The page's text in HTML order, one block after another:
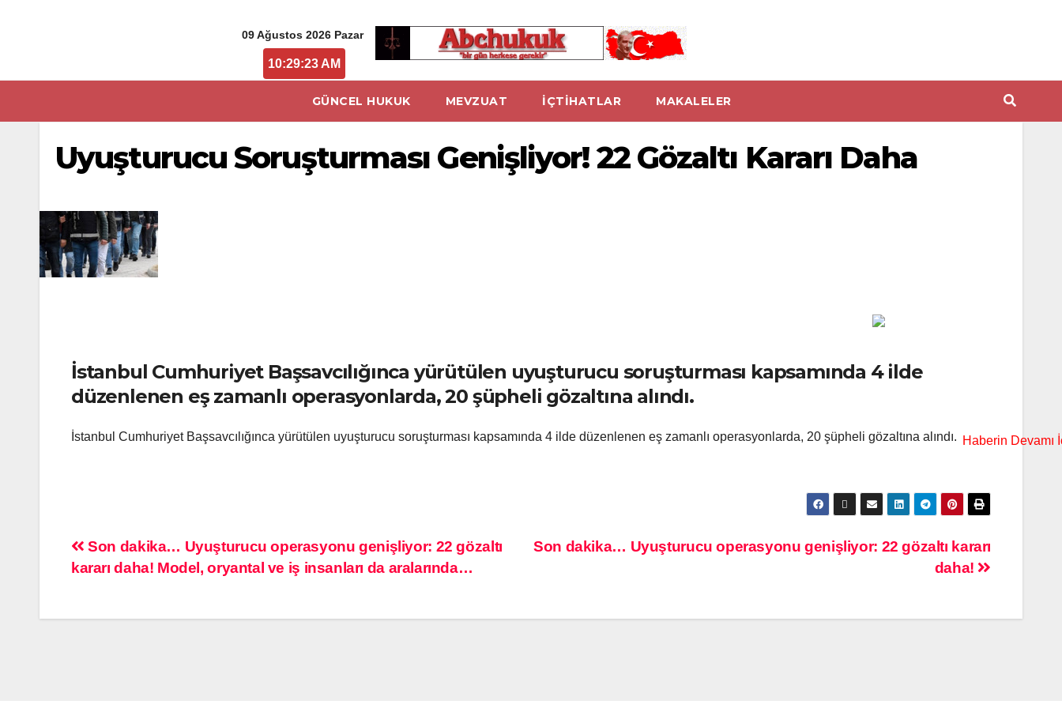
09 Ağustos 2026 Pazar
10:29:23 AM
GÜNCEL HUKUK MEVZUAT İÇTİHATLAR MAKALELER
Uyuşturucu Soruşturması Genişliyor! 22 Gözaltı Kararı Daha
İstanbul Cumhuriyet Başsavcılığınca yürütülen uyuşturucu soruşturması kapsamında 4 ilde
düzenlenen eş zamanlı operasyonlarda, 20 şüpheli gözaltına alındı.
İstanbul Cumhuriyet Başsavcılığınca yürütülen uyuşturucu soruşturması kapsamında 4 ilde düzenlenen eş zamanlı operasyonlarda, 20 şüpheli gözaltına alındı.
Son dakika… Uyuşturucu operasyonu genişliyor: 22 gözaltı kararı
daha!
Son dakika… Uyuşturucu operasyonu genişliyor: 22 gözaltı
kararı daha! Model, oryantal ve iş insanları da aralarında…